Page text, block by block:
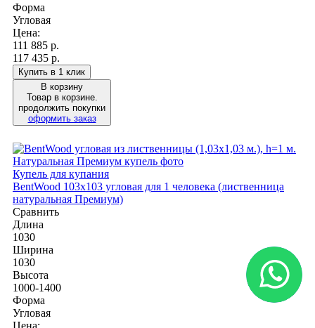
Форма
Угловая
Цена:
111 885 р.
117 435 р.
Купить в 1 клик
В корзину
Товар в корзине.
продолжить покупки
оформить заказ
Купель для купания
BentWood 103х103 угловая для 1 человека (лиственница
натуральная Премиум)
Сравнить
Длина
1030
Ширина
1030
Высота
1000-1400
Форма
Угловая
Цена: